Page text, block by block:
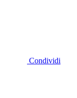
Condividi